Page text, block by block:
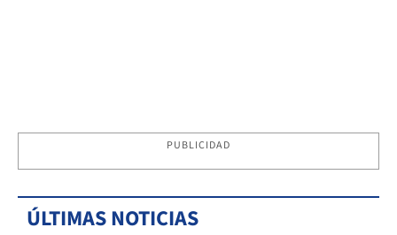
PUBLICIDAD
ÚLTIMAS NOTICIAS